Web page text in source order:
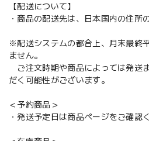
【配送について】
・商品の配送先は、日本国内の住所
※配送システムの都合上、月末最終
ません。
ご注文時期や商品によっては発送
だく可能性がございます。
＜予約商品＞
・発送予定日は商品ページをご確認